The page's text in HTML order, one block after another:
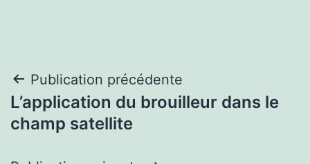
Navigation
de
Publication précédente
L’application du brouilleur dans le
champ satellite